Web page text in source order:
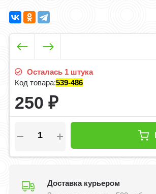
Осталась 1 штука
Код товара:539-486
250₽
Доставка курьером